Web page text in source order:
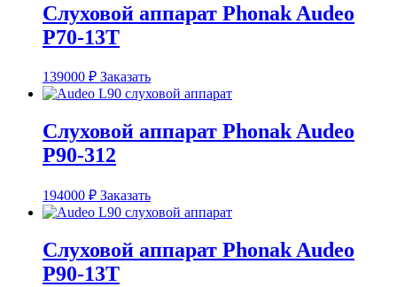
Слуховой аппарат Phonak Audeo
P70-13T
139000 ₽ Заказать
Слуховой аппарат Phonak Audeo
P90-312
194000 ₽ Заказать
Слуховой аппарат Phonak Audeo
P90-13T